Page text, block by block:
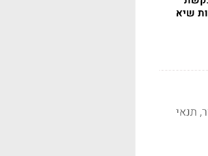
שיא
תנאי